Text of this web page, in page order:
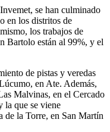
se han culminado
en los distritos de
los trabajos de
Bartolo están al 99%, y el
de pistas y veredas
en Ate. Además,
Malvinas, en el Cercado
la que se viene
de la Torre, en San Martín